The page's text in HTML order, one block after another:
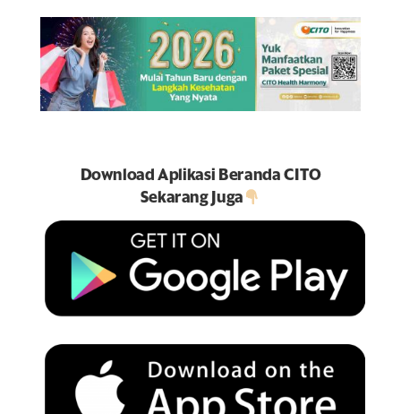
Download Aplikasi Beranda CITO
Sekarang Juga